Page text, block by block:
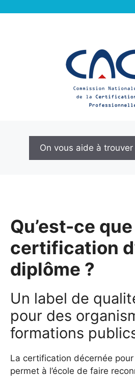
Qu’est-ce
certification
diplôme ?
Un label de
pour des
formations
La certification décernée
permet à l’école de faire